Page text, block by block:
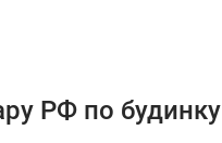
РФ по будинку